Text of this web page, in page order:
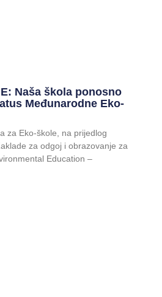
Naša škola ponosno
Međunarodne Eko-
za Eko-škole, na prijedlog
za odgoj i obrazovanje za
Education –